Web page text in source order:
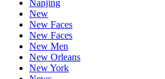
Nanjing
New
New Faces
New Faces
New Men
New Orleans
New York